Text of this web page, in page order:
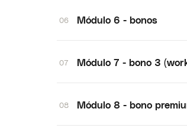
06 Módulo 6 - bonos
07 Módulo 7 - bono 3
08 Módulo 8 - bono